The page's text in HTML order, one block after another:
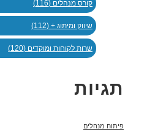
קורס מנהלים (116)
שיווק ומיתוג + (112)
שרות לקוחות ומוקדים (120)
תגיות
פיתוח מנהלים